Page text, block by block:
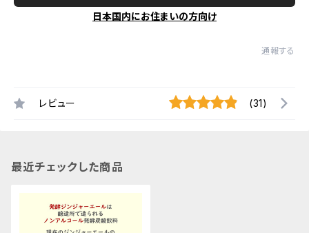
日本国内にお住まいの方向け
通報する
レビュー (31)
最近チェックした商品